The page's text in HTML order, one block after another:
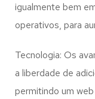
igualmente bem
operativos, para
Tecnologia: Os
a liberdade de
permitindo um